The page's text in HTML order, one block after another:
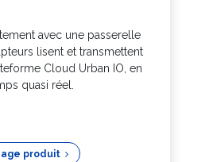
avec une passerelle
lisent et transmettent
Cloud Urban IO, en
quasi réel.
p​​​​rod​​​​uit